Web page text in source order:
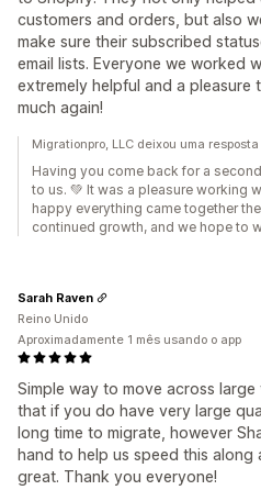
customers and orders, but also
make sure their subscribed
email lists. Everyone we worked
extremely helpful and a
much again!
Migrationpro, LLC deixou uma
Having you come back for a
to us. 💚 It was a pleasure working
happy everything came together
continued growth, and we hope to
Simple way to move across
that if you do have very large
long time to migrate, however
hand to help us speed this along
great. Thank you everyone!
Sarah Raven
Reino Unido
Aproximadamente 1 mês usando o app